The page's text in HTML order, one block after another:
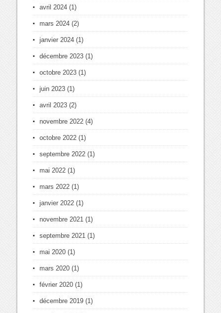
avril 2024 (1)
mars 2024 (2)
janvier 2024 (1)
décembre 2023 (1)
octobre 2023 (1)
juin 2023 (1)
avril 2023 (2)
novembre 2022 (4)
octobre 2022 (1)
septembre 2022 (1)
mai 2022 (1)
mars 2022 (1)
janvier 2022 (1)
novembre 2021 (1)
septembre 2021 (1)
mai 2020 (1)
mars 2020 (1)
février 2020 (1)
décembre 2019 (1)